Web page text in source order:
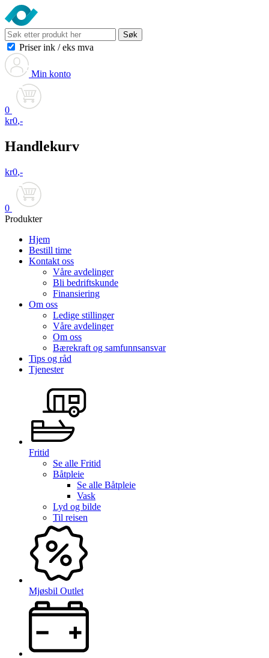
Søk
Priser ink / eks mva
Min konto
0
kr0,-
Handlekurv
kr0,-
0
Produkter
Hjem
Bestill time
Kontakt oss
Våre avdelinger
Bli bedriftskunde
Finansiering
Om oss
Ledige stillinger
Våre avdelinger
Om oss
Bærekraft og samfunnsansvar
Tips og råd
Tjenester
Fritid
Se alle Fritid
Båtpleie
Se alle Båtpleie
Vask
Lyd og bilde
Til reisen
Mjøsbil Outlet